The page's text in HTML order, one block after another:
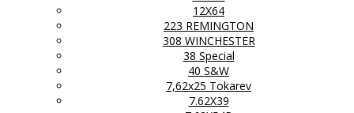
12X64
223 REMINGTON
308 WINCHESTER
38 Special
40 S&W
7,62x25 Tokarev
7.62X39